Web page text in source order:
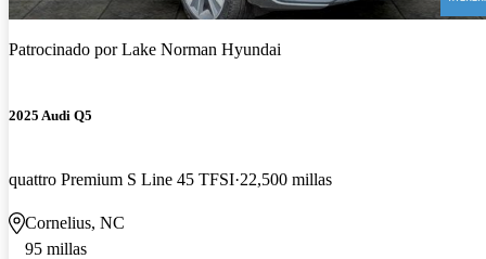
Patrocinado porLake Norman Hyundai
2025 Audi Q5
quattro Premium S Line 45 TFSI 22,500 millas
Cornelius, NC
95 millas